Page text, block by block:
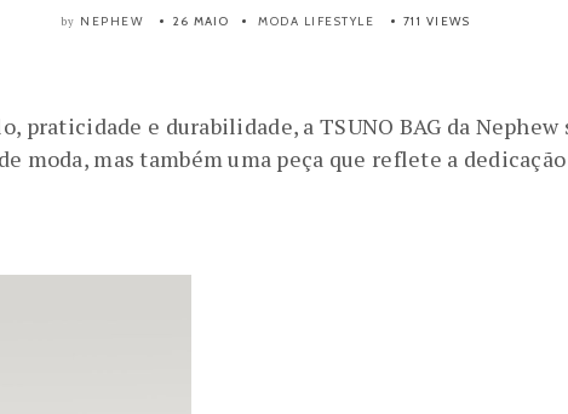
by NEPHEW 26 MAIO MODA LIFESTYLE 711 VIEWS
praticidade e durabilidade, a TSUNO BAG da
moda, mas também uma peça que reflete a